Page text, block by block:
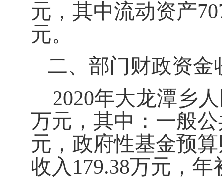
元，其中流动资产
元。
二、部门财政资金
2020年大龙潭乡
万元，其中：一般
元，政府性基金预
收入 179.38万元，年